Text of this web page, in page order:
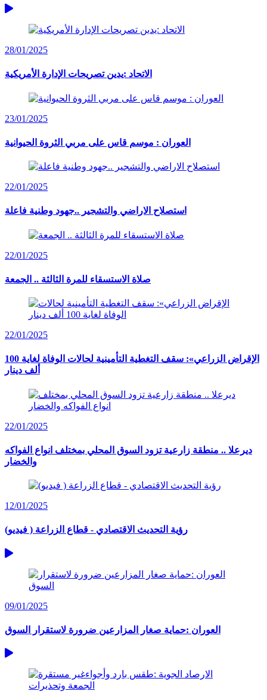
28/01/2025
الاتحاد :يدين تصريحات الإدارة الأمريكية
23/01/2025
العوران : موسم قاس على مربي الثروة الحيوانية
22/01/2025
استصلاح الاراضي والتشجير ..جهود وطنية فاعلة
22/01/2025
صلاة الاستسقاء للمرة الثالثة .. الجمعة
22/01/2025
الإقراض الزراعي»: سقف التغطية التأمينية لحالات الوفاة لغاية 100
ألف دينار
22/01/2025
ديرعلا .. منطقة زارعية تزود السوق المحلي بمختلف انواع الفواكه
والخضار
12/01/2025
رؤية التحديث الاقتصادي - قطاع الزراعة ( فيديو)
09/01/2025
العوران :حماية صغار المزارعين ضرورة لاستقرار السوق